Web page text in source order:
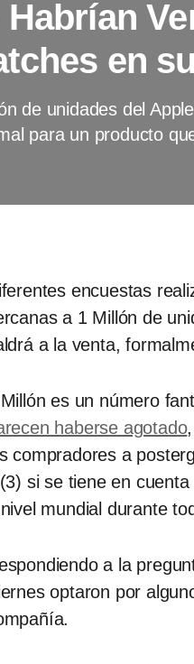
Habrían
en
de unidades del
para un producto
encuestas
a 1 Millón de
a la venta,
es un número
haberse agotado
compradores a
si se tiene en
mundial durante
a la
optaron por